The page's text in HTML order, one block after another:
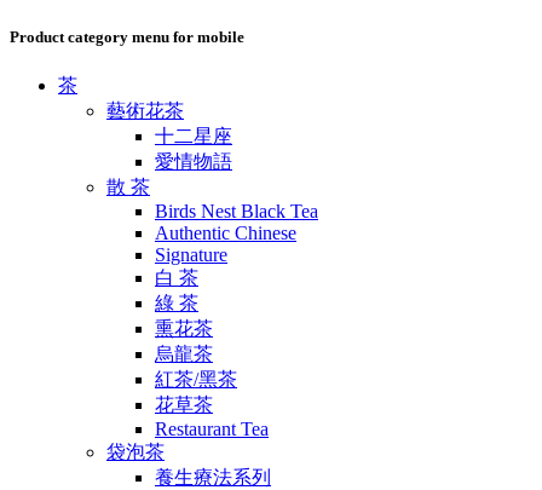
Product category menu for mobile
茶
藝術花茶
十二星座
愛情物語
散 茶
Birds Nest Black Tea
Authentic Chinese
Signature
白 茶
綠 茶
熏花茶
烏龍茶
紅茶/黑茶
花草茶
Restaurant Tea
袋泡茶
養生療法系列